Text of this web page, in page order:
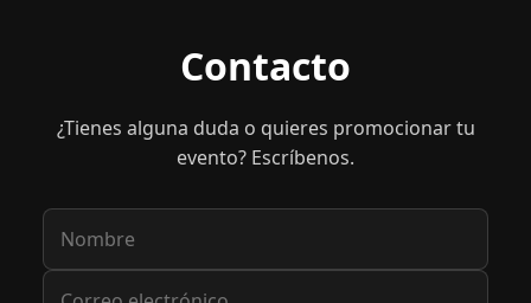
Contacto
¿Tienes alguna duda o quieres promocionar tu
evento? Escríbenos.